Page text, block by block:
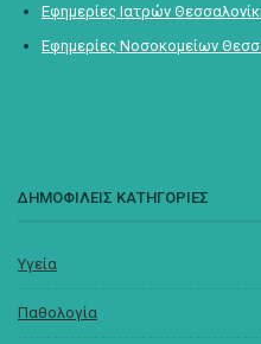
Εφημερίες Ιατρών
Εφημερίες Νοσοκομείων
ΔΗΜΟΦΙΛΕΙΣ ΚΑΤΗΓΟΡΙΕΣ
Υγεία
Παθολογία